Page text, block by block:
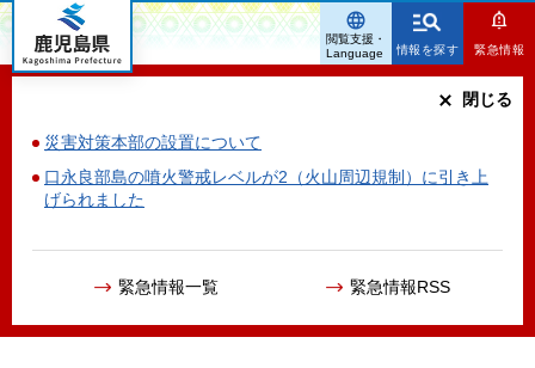
鹿児島県
情報を探す 緊急情報
災害対策本部の設置について
口永良部島の噴火警戒レベルが2（火山周辺規制）に引き上
げられました
緊急情報一覧 緊急情報RSS
閉じる
閲覧支援・
Language